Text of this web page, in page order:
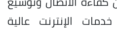
الإنترنت عالية